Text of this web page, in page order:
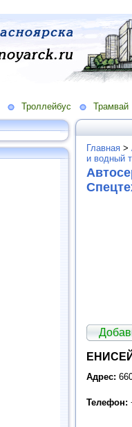
Троллейбус Трамвай
Главная >
и водный
Адрес:
Телефон: